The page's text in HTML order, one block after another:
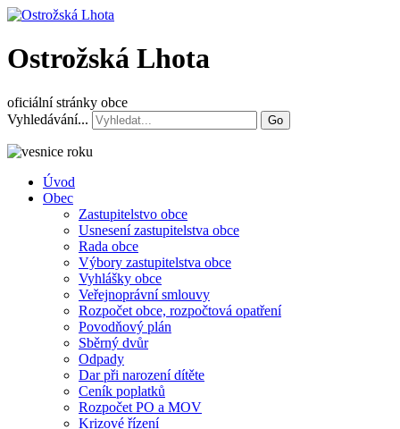
Ostrožská Lhota
oficiální stránky obce
Vyhledávání...
Go
Úvod
Obec
Zastupitelstvo obce
Usnesení zastupitelstva obce
Rada obce
Výbory zastupitelstva obce
Vyhlášky obce
Veřejnoprávní smlouvy
Rozpočet obce, rozpočtová opatření
Povodňový plán
Sběrný dvůr
Odpady
Dar při narození dítěte
Ceník poplatků
Rozpočet PO a MOV
Krizové řízení